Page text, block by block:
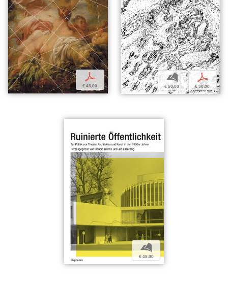
p
€ 45,00
b
€ 50,00
p
€ 50,00
b
€ 45,00